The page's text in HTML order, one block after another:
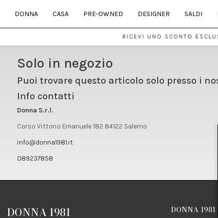
DONNA CASA PRE-OWNED DESIGNER SALDI
RICEVI UNO SCONTO
Solo in negozio
Puoi trovare questo articolo solo presso i
Info contatti
Donna S.r.l.
Corso Vittorio Emanuele 182 84122 Salerno
info@donna1981.it
089237858
DONNA 1981 DONNA 1981